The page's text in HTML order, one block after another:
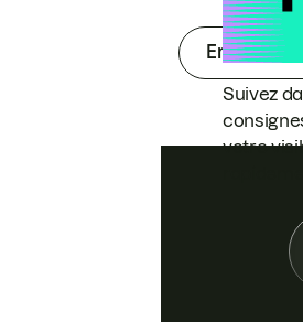
Suivez
votre
En savoir